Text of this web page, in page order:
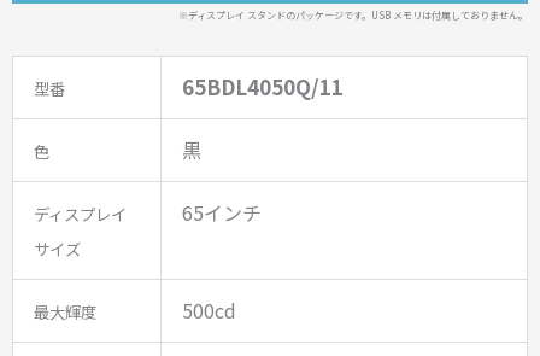
※ディスプレイ スタンドのパッケージです。USB メモリは付属しておりません。
型番 65BDL4050Q/11
色 黒
ディスプレイ
サイズ
65インチ
最大輝度 500cd